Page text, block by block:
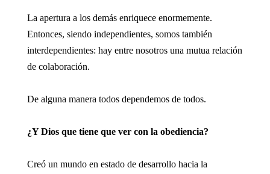
La apertura a los demás enriquece enormemente.
Entonces, siendo independientes, somos también
interdependientes: hay entre nosotros una mutua relación
de colaboración.
De alguna manera todos dependemos de todos.
¿Y Dios que tiene que ver con la obediencia?
Creó un mundo en estado de desarrollo hacia la